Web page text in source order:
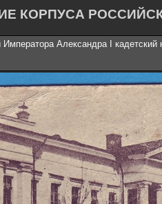
КОРПУСА
Императора Александра I кадетский